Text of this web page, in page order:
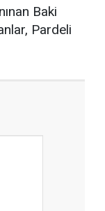
Baki
Pardeli